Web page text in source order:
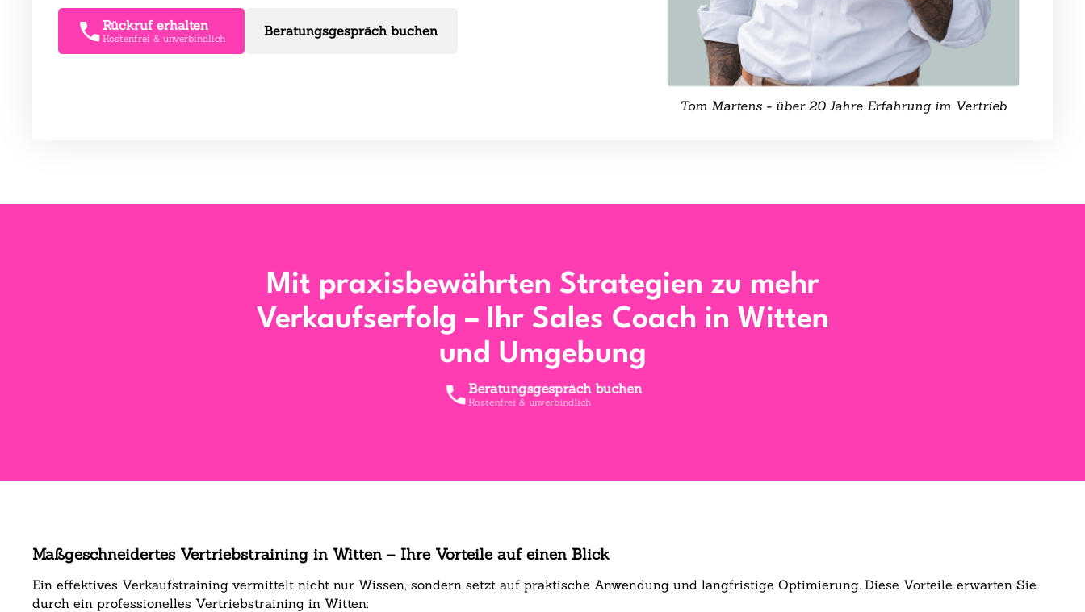
Rückruf erhalten
Kostenfrei & unverbindlich Beratungsgespräch buchen
Tom Martens - über 20 Jahre Erfahrung im Vertrieb
Mit praxisbewährten Strategien zu mehr
Verkaufserfolg – Ihr Sales Coach in Witten
und Umgebung
Beratungsgespräch buchen
Kostenfrei & unverbindlich
Maßgeschneidertes Vertriebstraining in Witten – Ihre Vorteile auf einen Blick
Ein effektives Verkaufstraining vermittelt nicht nur Wissen, sondern setzt auf praktische Anwendung und langfristige Optimierung. Diese Vorteile erwarten Sie
durch ein professionelles Vertriebstraining in Witten: